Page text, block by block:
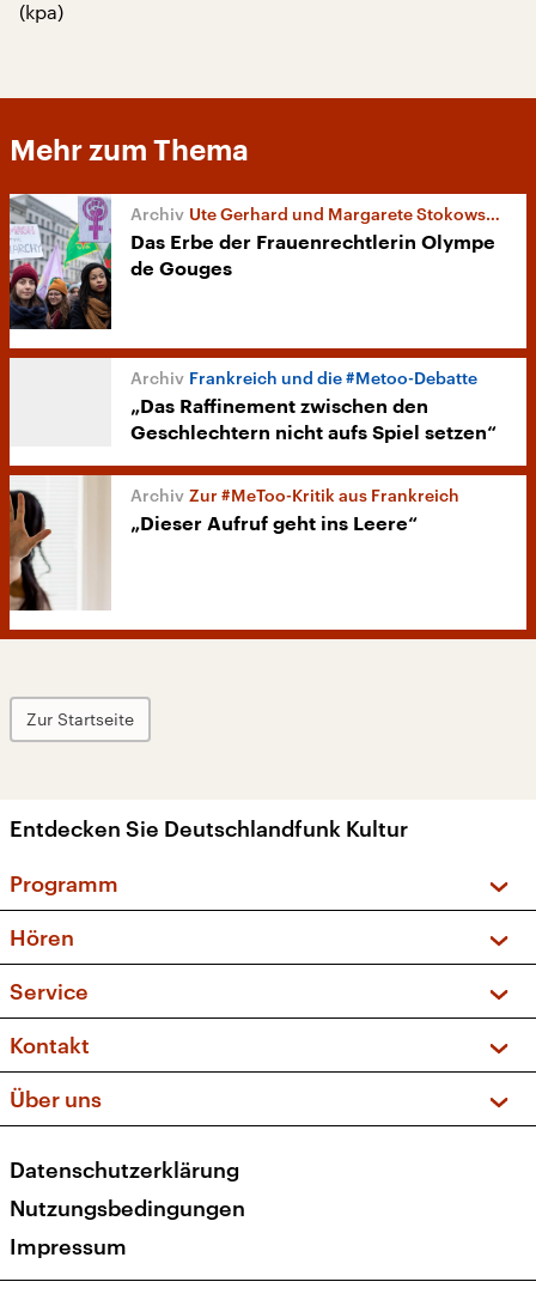
(kpa)
Mehr zum Thema
Ute Gerhard und Margarete Stokowski im Gespräch
Das Erbe der Frauenrechtlerin Olympe
de Gouges
Frankreich und die #Metoo-Debatte
„Das Raffinement zwischen den
Geschlechtern nicht aufs Spiel setzen“
Zur #MeToo-Kritik aus Frankreich
„Dieser Aufruf geht ins Leere“
Zur Startseite
Entdecken Sie Deutschlandfunk Kultur
Programm
Sendungen und Podcasts
Musikliste
Kakadu – Das Kinderprogramm
Hören
Frequenzen (UKW + DAB+)
Service
FAQ
Apps
Newsletter
Veranstaltungen
Kontakt
Social Media
Über uns
Presse
Karriere
Transparenz
Datenschutzerklärung
Nutzungsbedingungen
Impressum